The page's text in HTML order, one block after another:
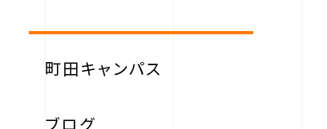
町田キャンパス
ブログ